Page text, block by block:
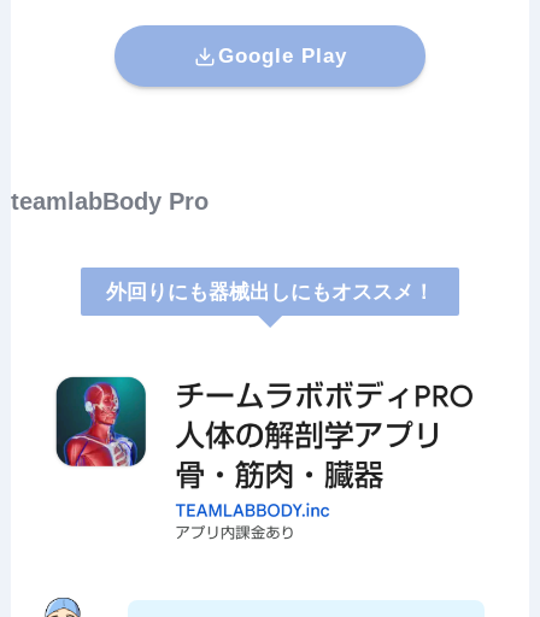
Google Play
teamlabBody Pro
外回りにも器械出しにもオススメ！